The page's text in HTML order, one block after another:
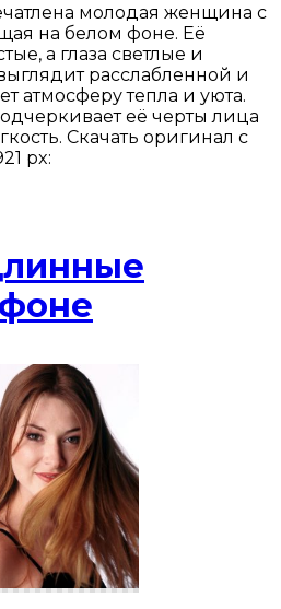
молодая женщина с
на белом фоне. Её
а глаза светлые и
расслабленной и
атмосферу тепла и уюта.
её черты лица
Скачать оригинал с
px: